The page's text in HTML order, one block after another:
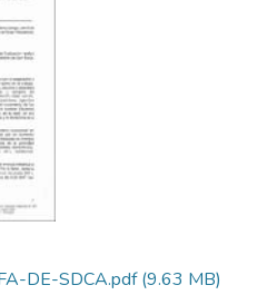
DE-SDCA.pdf(9.63 MB)